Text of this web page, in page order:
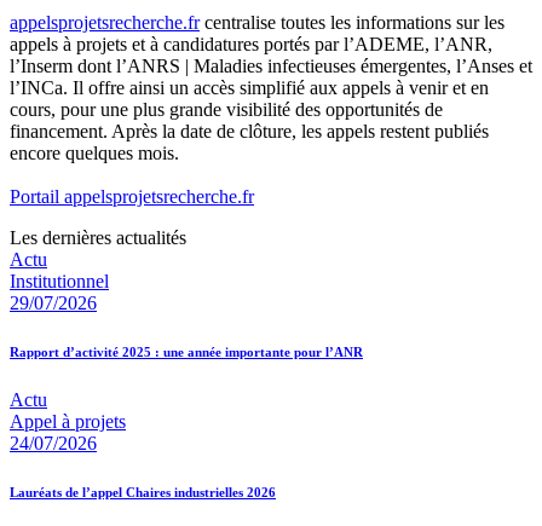
appelsprojetsrecherche.frcentralise toutes les informations sur les
appels à projets et à candidatures portés par l’ADEME, l’ANR,
l’Inserm dont l’ANRS | Maladies infectieuses émergentes, l’Anses et
l’INCa. Il offre ainsi un accès simplifié aux appels à venir et en
cours, pour une plus grande visibilité des opportunités de
financement. Après la date de clôture, les appels restent publiés
encore quelques mois.
Portail appelsprojetsrecherche.fr
Les dernières actualités
Actu
Institutionnel
29/07/2026
Rapport d’activité 2025 : une année importante pour l’ANR
Actu
Appel à projets
24/07/2026
Lauréats de l’appel Chaires industrielles 2026